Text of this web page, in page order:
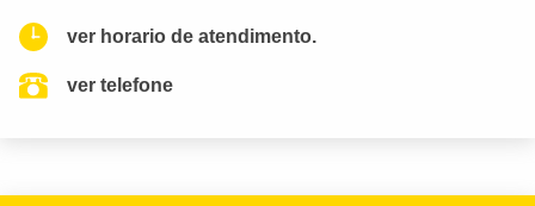
ver horario de atendimento.
ver telefone